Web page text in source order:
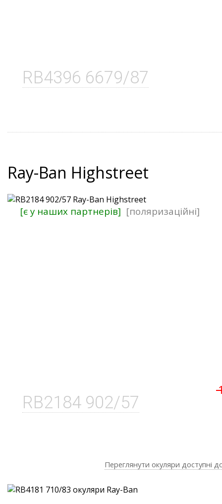
RB4396 6679/87
Ray-Ban Highstreet
RB2184 902/57
[є у наших партнерів] [поляризаційні]
Переглянути окуляри доступні